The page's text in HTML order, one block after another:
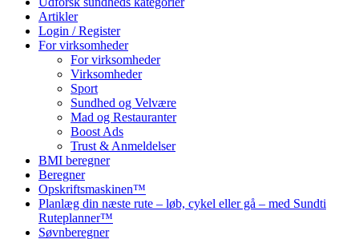
Artikler
Login / Register
For virksomheder
For virksomheder
Virksomheder
Sport
Sundhed og Velvære
Mad og Restauranter
Boost Ads
Trust & Anmeldelser
BMI beregner
Beregner
Opskriftsmaskinen™
Planlæg din næste rute – løb, cykel eller gå – med Sundti
Ruteplanner™
Søvnberegner